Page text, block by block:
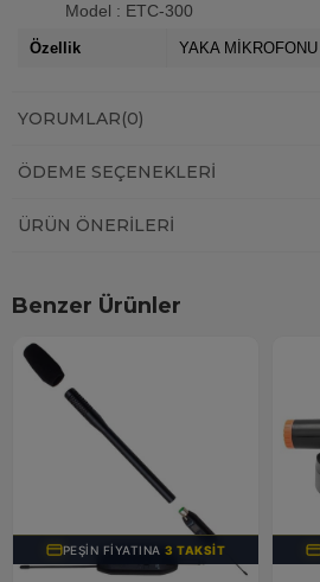
Model : ETC-300
Özellik YAKA MİKROFONU
YORUMLAR(0)
ÖDEME SEÇENEKLERI
ÜRÜN ÖNERILERI
Benzer Ürünler
PEŞIN FIYATINA3 TAKSIT